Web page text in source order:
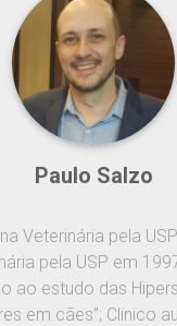
Paulo Salzo
Veterinária pela
pela USP em
ao estudo das
em cães”; Clinico